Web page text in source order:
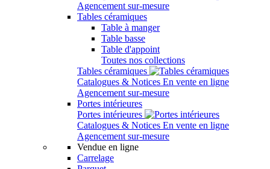
Agencement sur-mesure
Tables céramiques
Table à manger
Table basse
Table d'appoint
Toutes nos collections
Tables céramiques
Catalogues & Notices En vente en ligne
Agencement sur-mesure
Portes intérieures
Portes intérieures
Catalogues & Notices En vente en ligne
Agencement sur-mesure
Vendue en ligne
Carrelage